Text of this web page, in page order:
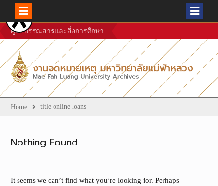
Skip
to
content
ศูนย์บรรณสารและสื่อการศึกษา
Home title online loans
Nothing Found
It seems we can’t find what you’re looking for. Perhaps